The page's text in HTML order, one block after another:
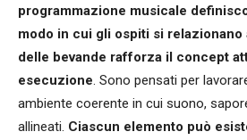
programmazione musicale
modo in cui gli ospiti si relazionano
delle bevande rafforza il concept
esecuzione. Sono pensati per
ambiente coerente in cui suono,
allineati. Ciascun elemento può